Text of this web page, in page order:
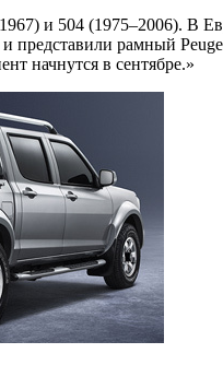
и 504 (1975–2006). В
рамный
начнутся в сентябре.»